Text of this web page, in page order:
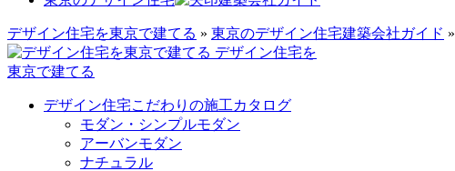
デザイン住宅を東京で建てる » 東京のデザイン住宅建築会社ガイド »
デザイン住宅を
東京で建てる
デザイン住宅こだわりの施工カタログ
モダン・シンプルモダン
アーバンモダン
ナチュラル